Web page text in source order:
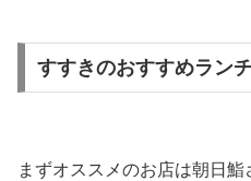
すすきのおすすめラン
まずオススメのお店は朝日